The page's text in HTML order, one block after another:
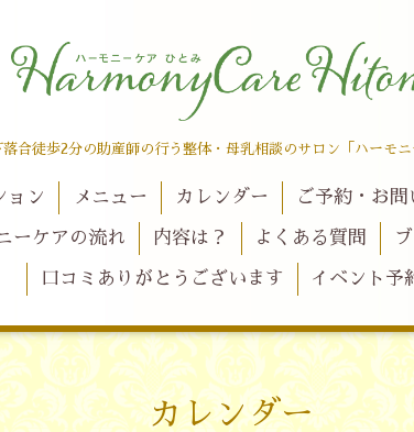
合徒歩2分の助産師の行う整体・母乳相談のサロン「ハーモニ
ョン メニュー カレンダー ご予約・お問
ーケアの流れ 内容は？ よくある質問
口コミありがとうございます イベント予
カレンダー